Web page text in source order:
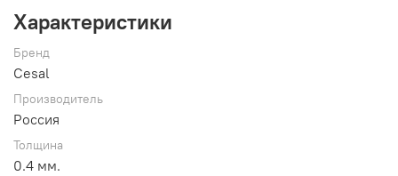
Характеристики
Бренд
Cesal
Производитель
Россия
Толщина
0.4 мм.